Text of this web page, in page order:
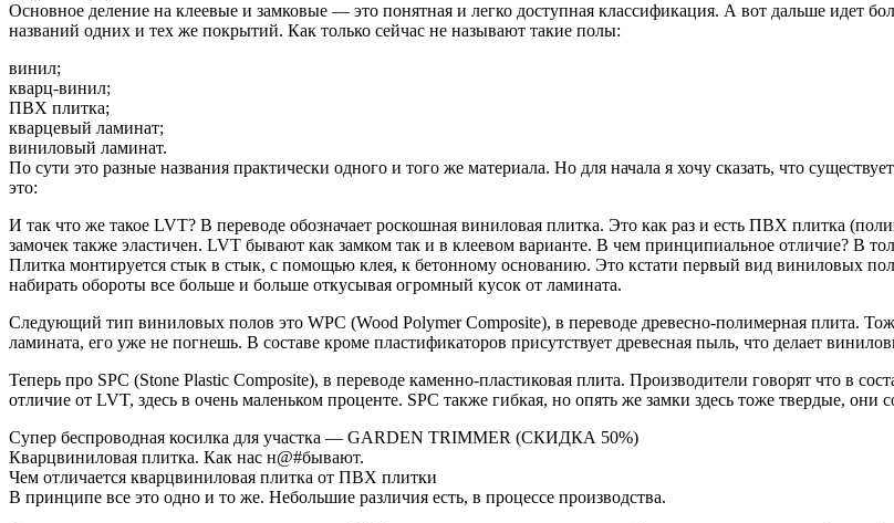
Основное деление на клеевые и замковые — это понятная и легко доступная классификация. А вот дальше идет
названий одних и тех же покрытий. Как только сейчас не называют такие полы:
винил;
кварц-винил;
ПВХ плитка;
кварцевый ламинат;
виниловый ламинат.
По сути это разные названия практически одного и того же материала. Но для начала я хочу сказать, что
это:
И так что же такое LVT? В переводе обозначает роскошная виниловая плитка. Это как раз и есть ПВХ плитка
замочек также эластичен. LVT бывают как замком так и в клеевом варианте. В чем принципиальное отличие? В
Плитка монтируется стык в стык, с помощью клея, к бетонному основанию. Это кстати первый вид виниловых
набирать обороты все больше и больше откусывая огромный кусок от ламината.
Следующий тип виниловых полов это WPC (Wood Polymer Composite), в переводе древесно-полимерная плита.
ламината, его уже не погнешь. В составе кроме пластификаторов присутствует древесная пыль, что делает
Теперь про SPC (Stone Plastic Composite), в переводе каменно-пластиковая плита. Производители говорят что в
отличие от LVT, здесь в очень маленьком проценте. SPC также гибкая, но опять же замки здесь тоже твердые, они
Супер беспроводная косилка для участка — GARDEN TRIMMER (СКИДКА 50%)
Кварцвиниловая плитка. Как нас н@#бывают.
Чем отличается кварцвиниловая плитка от ПВХ плитки
В принципе все это одно и то же. Небольшие различия есть, в процессе производства.